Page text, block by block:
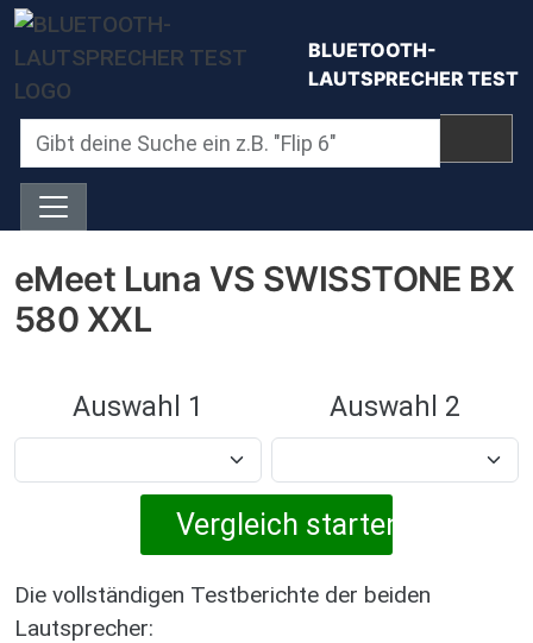
Direkt zum Inhalt
BLUETOOTH-
LAUTSPRECHER TEST
eMeet Luna VS SWISSTONE BX
580 XXL
Auswahl 1 Auswahl 2
Die vollständigen Testberichte der beiden
Lautsprecher: